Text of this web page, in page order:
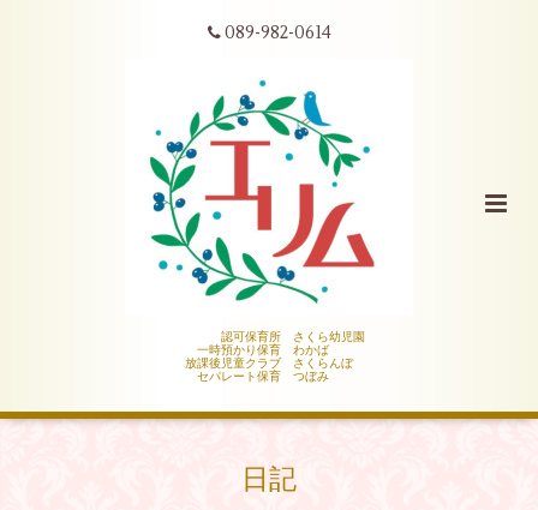
089-982-0614
認可保育所 さくら幼児園
一時預かり保育 わかば
放課後児童クラブ さくらんぼ
セパレート保育 つぼみ
日記